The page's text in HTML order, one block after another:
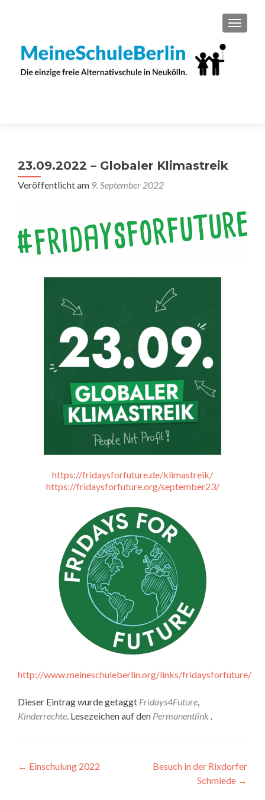
23.09.2022 – Globaler Klimastreik
Veröffentlicht am 9. September 2022
https://fridaysforfuture.de/klimastreik/
https://fridaysforfuture.org/september23/
http://www.meineschuleberlin.org/links/fridaysforfuture/
Dieser Eintrag wurde getaggt Fridays4Future,
Kinderrechte. Lesezeichen auf den Permanentlink .
Artikel-
← Einschulung 2022
Besuch in der Rixdorfer
Schmiede →